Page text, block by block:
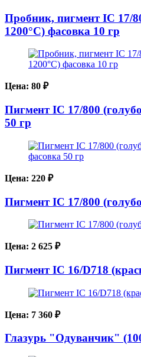
Пробник, пигмент IC 17/
1200°С) фасовка 10 гр
Цена: 80 ₽
Пигмент IC 17/800
50 гр
Цена: 220 ₽
Пигмент IC 17/800
Цена: 2 625 ₽
Пигмент IC 16/D718
Цена: 7 360 ₽
Глазурь "Одуванчик"